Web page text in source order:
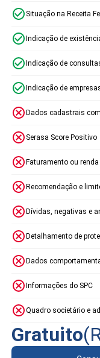
Situação na Receita
Indicação de
Indicação de
Indicação de
Dados cadastrais
Serasa Score Positivo
Faturamento ou
Recomendação e
Dívidas, negativas e
Detalhamento de
Dados
Informações do SPC
Quadro societário e
Gratuito